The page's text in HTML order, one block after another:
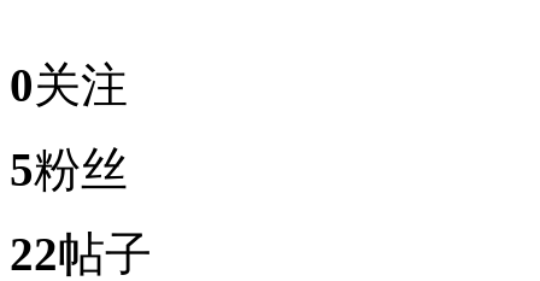
0关注
5粉丝
22帖子